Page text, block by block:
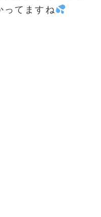
ってますね